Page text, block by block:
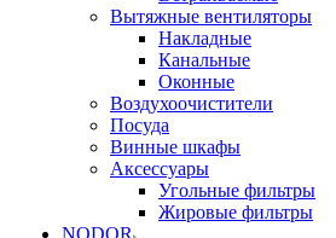
Вытяжные вентиляторы
Накладные
Канальные
Оконные
Воздухоочистители
Посуда
Винные шкафы
Аксессуары
Угольные фильтры
Жировые фильтры
NODOR